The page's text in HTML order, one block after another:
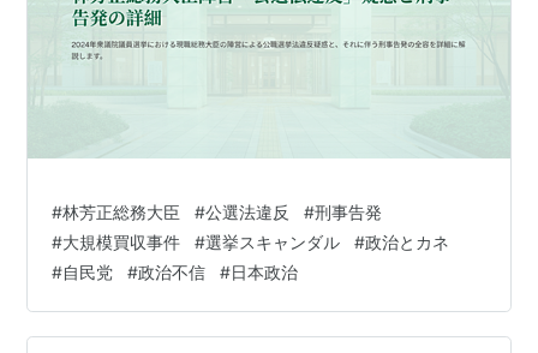
#林芳正総務大臣 #公選法違反 #刑事告発
#大規模買収事件 #選挙スキャンダル #政治とカネ
#自民党 #政治不信 #日本政治